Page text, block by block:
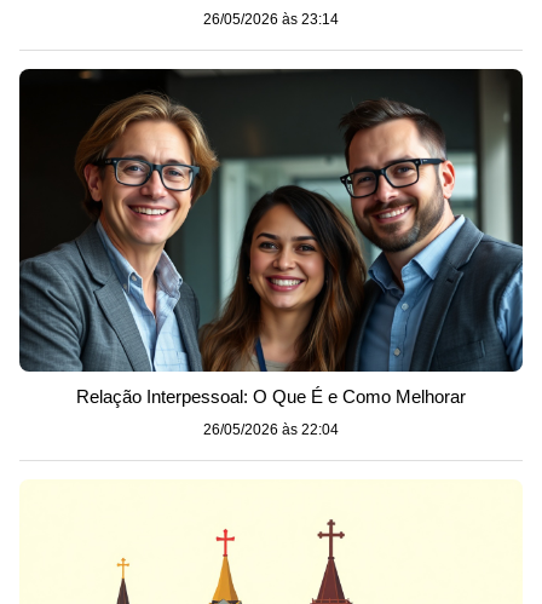
26/05/2026 às 23:14
Relação Interpessoal: O Que É e Como Melhorar
26/05/2026 às 22:04